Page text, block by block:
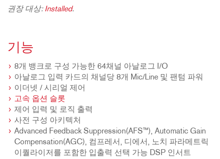
권장 대상: Installed.
기능
8개 뱅크로 구성 가능한 64채널 아날로그 I/O
아날로그 입력 카드의 채널당 8개 Mic/Line 및 팬텀 파워
이더넷 / 시리얼 제어
고속 옵션 슬롯
제어 입력 및 로직 출력
사전 구성 아키텍처
Advanced Feedback Suppression(AFS™), Automatic Gain
Compensation(AGC), 컴프레서, 디에서, 노치 파라메트릭
이퀄라이저를 포함한 입출력 선택 가능 DSP 인서트